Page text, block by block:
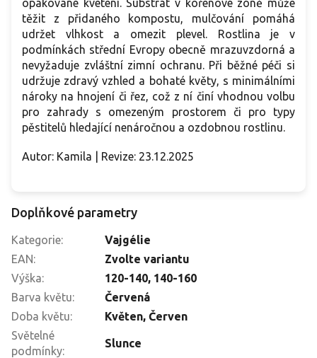
opakované kvetení. Substrát v kořenové zóně může
těžit z přidaného kompostu, mulčování pomáhá
udržet vlhkost a omezit plevel. Rostlina je v
podmínkách střední Evropy obecně mrazuvzdorná a
nevyžaduje zvláštní zimní ochranu. Při běžné péči si
udržuje zdravý vzhled a bohaté květy, s minimálními
nároky na hnojení či řez, což z ní činí vhodnou volbu
pro zahrady s omezeným prostorem či pro typy
pěstitelů hledající nenáročnou a ozdobnou rostlinu.
Autor: Kamila | Revize: 23.12.2025
Doplňkové parametry
Kategorie:
Vajgélie
EAN:
Zvolte variantu
Výška: 120-140, 140-160
Barva květu:
Červená
Doba květu: Květen, Červen
Světelné
podmínky:
Slunce